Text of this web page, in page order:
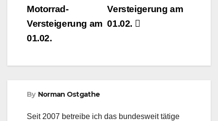
Versteigerung am
01.02.
Motorrad-
Versteigerung am
01.02.
By Norman Ostgathe
Seit 2007 betreibe ich das bundesweit tätige